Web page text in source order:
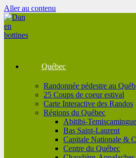
Aller au contenu
Québec
Randonnée pédestre au
25 Coups de coeur estival
Carte Interactive des Randos
Régions du Québec
Abitibi-Temiscamingue
Bas Saint-Laurent
Capitale Nationale &
Centre du Québec